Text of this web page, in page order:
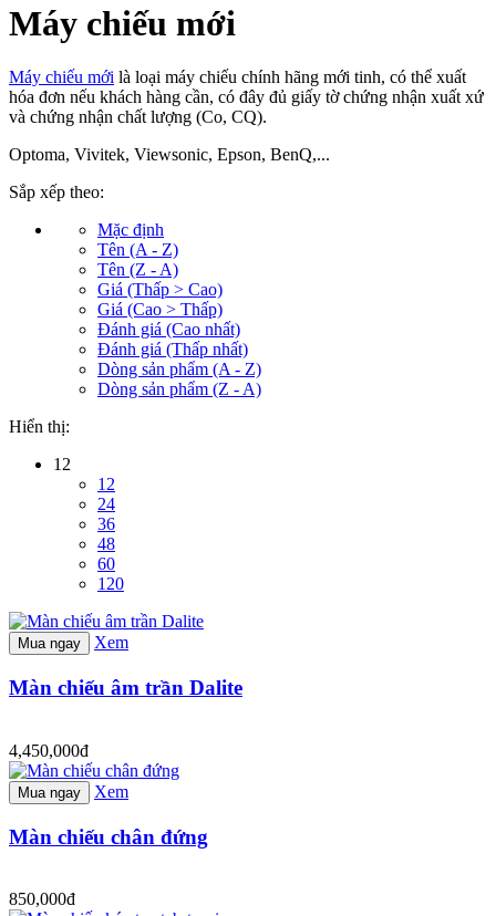
Máy chiếu mới
Máy chiếu mới là loại máy chiếu chính hãng mới tinh, có thể xuất
hóa đơn nếu khách hàng cần, có đây đủ giấy tờ chứng nhận xuất xứ
và chứng nhận chất lượng (Co, CQ).
Optoma, Vivitek, Viewsonic, Epson, BenQ,...
Sắp xếp theo:
Mặc định
Tên (A - Z)
Tên (Z - A)
Giá (Thấp > Cao)
Giá (Cao > Thấp)
Đánh giá (Cao nhất)
Đánh giá (Thấp nhất)
Dòng sản phẩm (A - Z)
Dòng sản phẩm (Z - A)
Hiển thị:
12
12
24
36
48
60
120
Mua ngay Xem
Màn chiếu âm trần Dalite
4,450,000đ
Mua ngay Xem
Màn chiếu chân đứng
850,000đ